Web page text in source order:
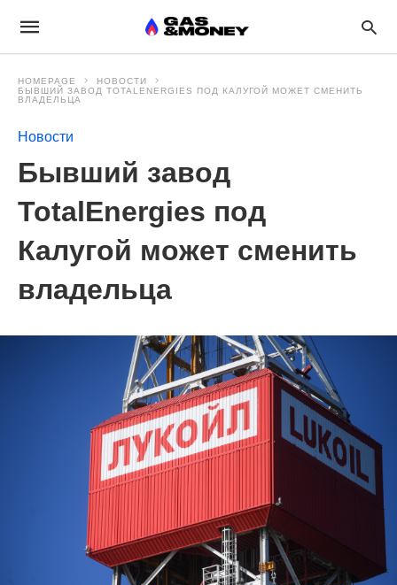
HOMEPAGE
НОВОСТИ
БЫВШИЙ ЗАВОД TOTALENERGIES ПОД КАЛУГОЙ МОЖЕТ СМЕНИТЬ
ВЛАДЕЛЬЦА
Новости
Бывший завод
TotalEnergies под
Калугой может сменить
владельца